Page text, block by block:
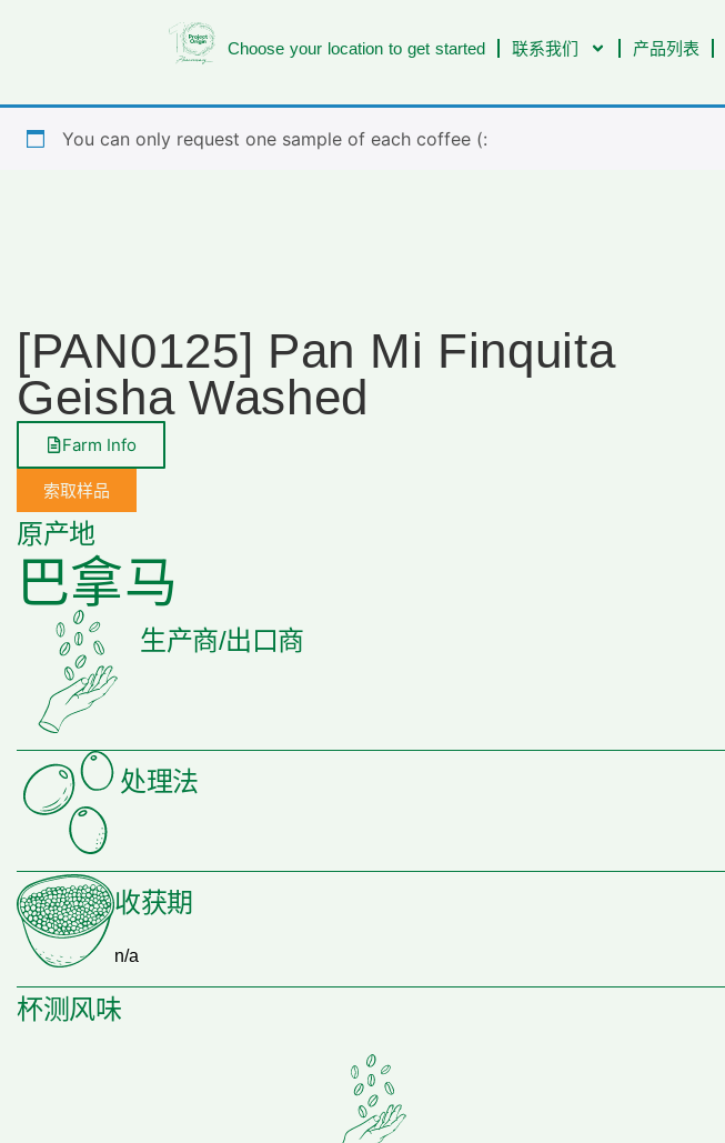
Choose your location to get started 联系我们 产品列表
You can only request one sample of each coffee (:
[PAN0125] Pan Mi Finquita
Geisha Washed
Farm Info
索取样品
原产地
巴拿马
生产商/出口商
处理法
收获期
n/a
杯测风味